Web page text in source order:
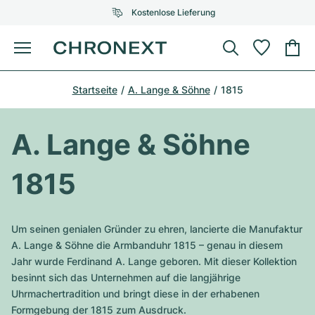
Kostenlose Lieferung
Menü
Uhr kaufen
AUSGEWÄHLTE MARKEN
Top-Modelle
Omega
Alle Omega Modelle
Top-Modelle
Patek Philippe
Alle Patek Philippe Modelle
Top-Modelle
Alle Audemars Piguet Modelle
Cartier
Breitling
Uhr verkaufen
AUSGEWÄHLTE MARKEN
Tiffany
Louis Vuitton
Van Cleef & Arpels
Bvlgari
Neuzugänge
Service
Startseite A. Lange & Söhne 1815
A. Lange & Söhne
1815
Um seinen genialen Gründer zu ehren, lancierte die Manufaktur
A. Lange & Söhne die Armbanduhr 1815 – genau in diesem
Jahr wurde Ferdinand A. Lange geboren. Mit dieser Kollektion
besinnt sich das Unternehmen auf die langjährige
Uhrmachertradition und bringt diese in der erhabenen
Formgebung der 1815 zum Ausdruck.